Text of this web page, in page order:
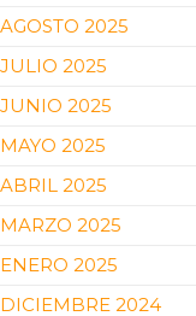
AGOSTO 2025
JULIO 2025
JUNIO 2025
MAYO 2025
ABRIL 2025
MARZO 2025
ENERO 2025
DICIEMBRE 2024